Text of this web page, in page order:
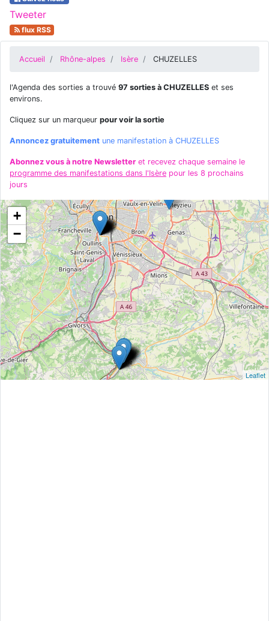
Tweeter
flux RSS
Accueil Rhône-alpes Isère CHUZELLES
l'Agenda des sorties a trouvé 97 sorties à CHUZELLES et ses
environs.
Cliquez sur un marqueur pour voir la sortie
Annoncez gratuitement une manifestation à CHUZELLES
Abonnez vous à notre Newsletter et recevez chaque semaine le
programme des manifestations dans l'Isère pour les 8 prochains
jours
+
−
Leaflet